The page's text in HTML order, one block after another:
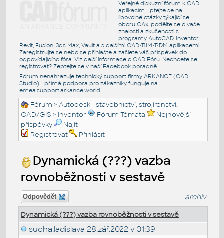
Veřejné diskuzní fórum k CAD
aplikacím - ptejte se na
libovolné otázky týkající se
oboru CAx, podělte se o vaše
znalosti a zkušenosti s
programy AutoCAD, Inventor,
Revit, Fusion, 3ds Max, Vault a s dalšími CAD/BIM/PDM aplikacemi.
Zaregistrujte se nebo se přihlašte a zašlete váš příspěvek do
odpovídajícího fóra. Viz další informace o CAD Fóru. Nechcete se
registrovat? Zeptejte se v naší Facebook poradně.
Fórum nenahrazuje technický support firmy ARKANCE (CAD
Studio) - přímá podpora pro zákazníky funguje na
emea.support.arkance.world
Fórum >Autodesk - stavebnictví, strojírenství,
CAD/GIS > Inventor Fórum Témata
Nejnovější
příspěvky
Najít
Registrovat
Přihlásit
Dynamická (???) vazba
rovnoběžnosti v sestavě
Odpovědět archiv
Dynamická (???) vazba rovnoběžnosti v sestavě
sucha.ladislava 28.zář.2022 v 01:39